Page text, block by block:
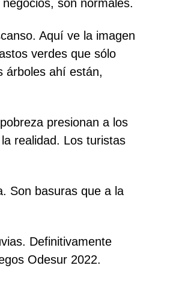
son normales.
Aquí ve la imagen
verdes que sólo
árboles ahí están,
presionan a los
realidad. Los turistas
Son basuras que a la
Definitivamente
Odesur 2022.